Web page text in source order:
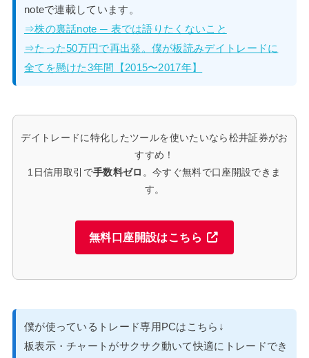
noteで連載しています。
⇒株の裏話note ─ 表では語りたくないこと
⇒たった50万円で再出発。僕が板読みデイトレードに
全てを懸けた3年間【2015〜2017年】
デイトレードに特化したツールを使いたいなら松井証券がお
すすめ！
1日信用取引で手数料ゼロ 。今すぐ無料で口座開設できま
す。
無料口座開設はこちら
僕が使っているトレード専用PCはこちら↓
板表示・チャートがサクサク動いて快適にトレードでき